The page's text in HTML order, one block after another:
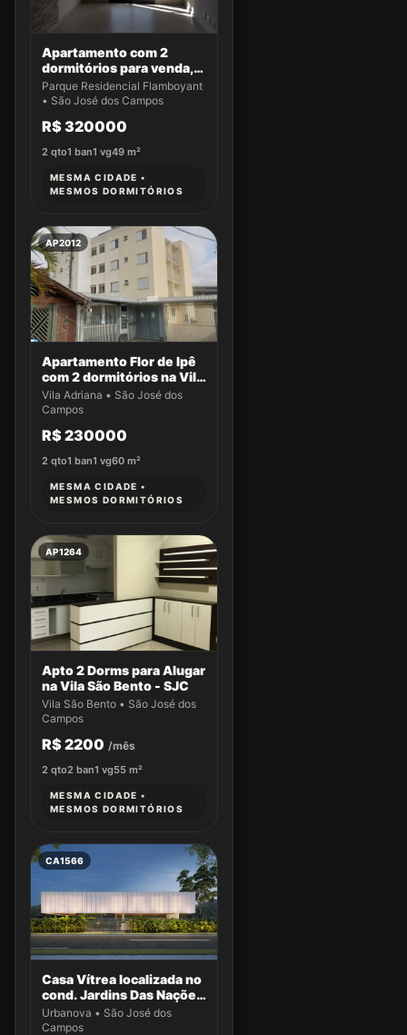
Apartamento com 2
dormitórios para venda,
49 m² por R$ 320.000,00
- Parque Residencial
dos Campos/SP
Parque Residencial Flamboyant
• São José dos Campos
R$ 320000
2 qto1 ban1 vg49 m²
MESMA CIDADE •
MESMOS DORMITÓRIOS
AP2012
Apartamento Flor de Ipê
com 2 dormitórios na Vila
Adriana
Vila Adriana • São José dos
Campos
R$ 230000
2 qto1 ban1 vg60 m²
MESMA CIDADE •
MESMOS DORMITÓRIOS
AP1264
Apto 2 Dorms para Alugar
na Vila São Bento - SJC
Vila São Bento • São José dos
Campos
R$ 2200 /mês
2 qto2 ban1 vg55 m²
MESMA CIDADE •
MESMOS DORMITÓRIOS
CA1566
Casa Vítrea localizada no
cond. Jardins Das Nações
Maldivas lote 17 QD 188 -
Stemmi - Ativos
Urbanova • São José dos
Campos